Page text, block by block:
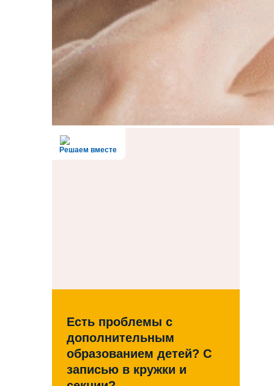
Решаем вместе
Есть проблемы с
дополнительным
образованием детей? С
записью в кружки и